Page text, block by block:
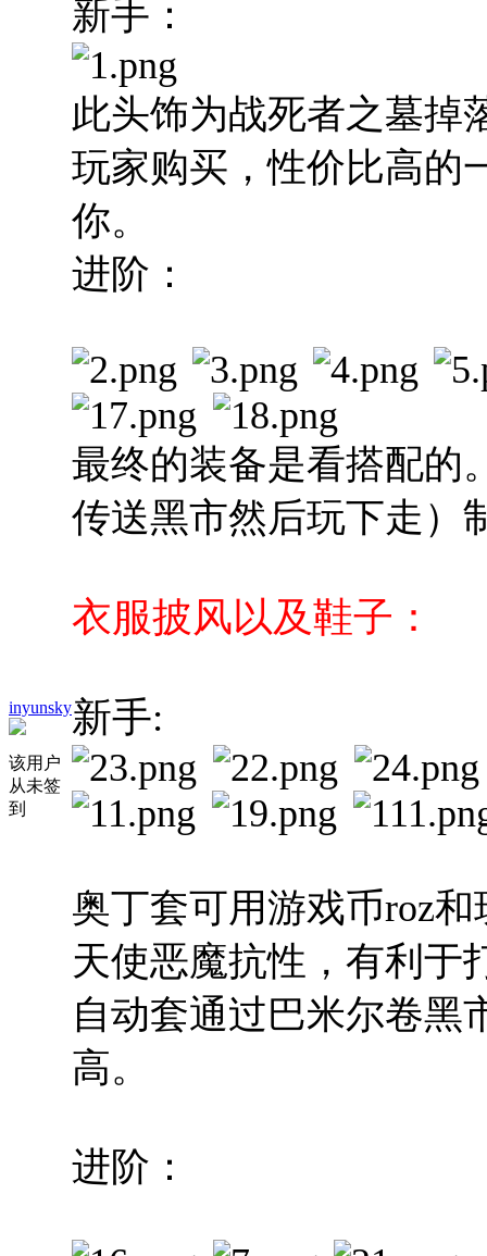
inyunsky
该用户
从未签
到
新手：
此头饰为战死者之墓掉
玩家购买，性价比高的
你。
进阶：
最终的装备是看搭配的
传送黑市然后玩下走）
衣服披风以及鞋子：
新手:
奥丁套可用游戏币roz
天使恶魔抗性，有利于
自动套通过巴米尔卷黑
高。
进阶：